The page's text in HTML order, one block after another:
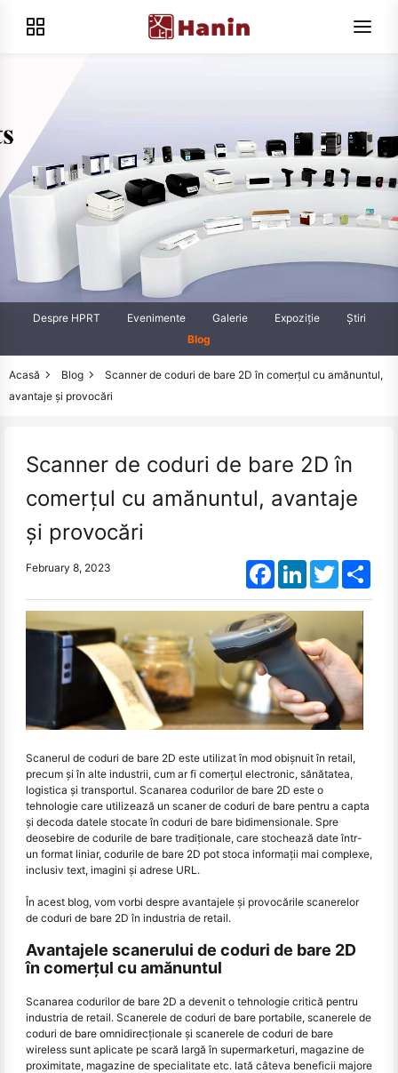
Despre HPRT Evenimente Galerie Expoziţie
Știri
Blog
Acasă Blog
Scanner de coduri de bare 2D în comerțul cu amănuntul,
avantaje și provocări
Scanner de coduri de bare 2D în
comerțul cu amănuntul, avantaje
și provocări
February 8, 2023 FacebookLinkedInTwitter
Scanerul de coduri de bare 2D este utilizat în mod obișnuit în retail,
precum și în alte industrii, cum ar fi comerțul electronic, sănătatea,
logistica și transportul. Scanarea codurilor de bare 2D este o
tehnologie care utilizează un scaner de coduri de bare pentru a capta
și decoda datele stocate în coduri de bare bidimensionale. Spre
deosebire de codurile de bare tradiționale, care stochează date într-
un format liniar, codurile de bare 2D pot stoca informații mai complexe,
inclusiv text, imagini și adrese URL.
În acest blog, vom vorbi despre avantajele și provocările scanerelor
de coduri de bare 2D în industria de retail.
Avantajele scanerului de coduri de bare 2D
în comerțul cu amănuntul
Scanarea codurilor de bare 2D a devenit o tehnologie critică pentru
industria de retail. Scanerele de coduri de bare portabile, scanerele de
coduri de bare omnidirecționale și scanerele de coduri de bare
wireless sunt aplicate pe scară largă în supermarketuri, magazine de
proximitate, magazine de specialitate etc. Iată câteva beneficii majore